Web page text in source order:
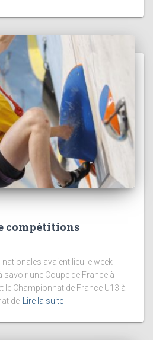
compétitions
avaient lieu le week-
savoir une Coupe de France à
le Championnat de France U13 à
de Lire la suite